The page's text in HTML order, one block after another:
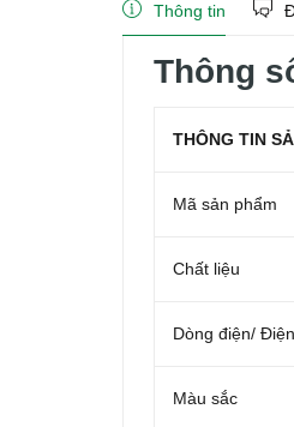
Thông tin
Thông
THÔNG TIN
Mã sản phẩm
Chất liệu
Dòng điện/
Màu sắc